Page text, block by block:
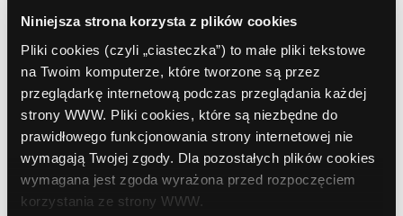
Niniejsza strona korzysta z plików cookies
Pliki cookies (czyli „ciasteczka”) to małe pliki tekstowe
na Twoim komputerze, które tworzone są przez
przeglądarkę internetową podczas przeglądania każdej
strony WWW. Pliki cookies, które są niezbędne do
prawidłowego funkcjonowania strony internetowej nie
wymagają Twojej zgody. Dla pozostałych plików cookies
wymagana jest zgoda wyrażona przed rozpoczęciem
korzystania ze strony WWW.
listopad 2018
październik 2018
wrzesień 2018
sierpień 2018
lipiec 2018